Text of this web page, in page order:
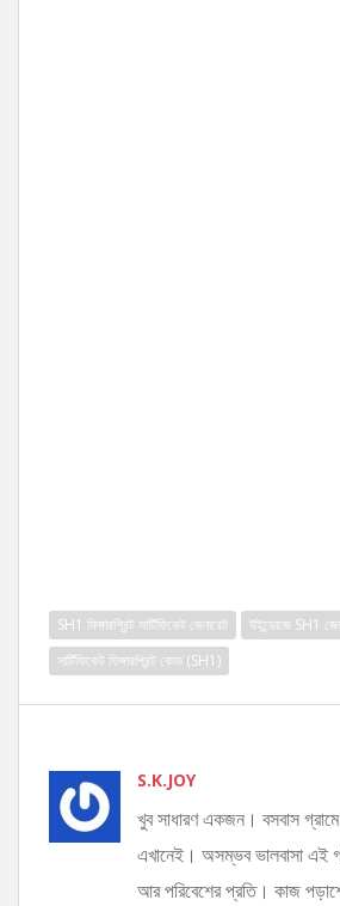
SH1 ফিঙ্গারপ্রিন্ট সার্টিফিকেট জেনারেট
উইন্ডোজে SH1
সার্টিফিকেট ফিঙ্গারপ্রিন্ট কোড (SH1)
S.K.JOY
খুব সাধারণ একজন। বসবাস
এখানেই। অসম্ভব ভালবাসা এই
আর পরিবেশের প্রতি। কাজ